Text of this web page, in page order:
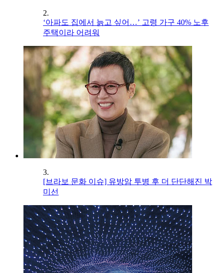
2.
‘아파도 집에서 늙고 싶어…’ 고령 가구 40% 노후
주택이라 어려워
3.
[브라보 문화 이슈] 유방암 투병 후 더 단단해진 박
미선